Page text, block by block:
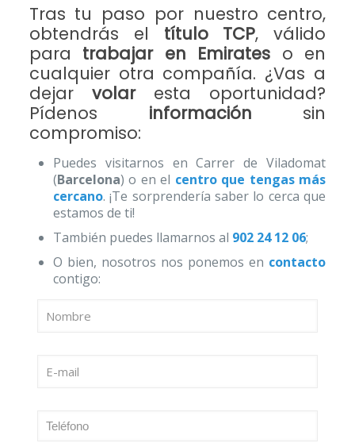
Tras tu paso por nuestro centro,
obtendrás el título TCP, válido
para trabajar en Emirates o en
cualquier otra compañía. ¿Vas a
dejar volaresta oportunidad?
Pídenos información sin
compromiso:
Puedes visitarnos en Carrer de Viladomat
(Barcelona) o en el centro que tengas más
cercano. ¡Te sorprendería saber lo cerca que
estamos de ti!
También puedes llamarnos al 902 24 12 06;
O bien, nosotros nos ponemos en contacto
contigo: